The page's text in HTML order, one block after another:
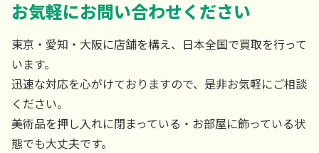
お気軽にお問い合わせください
東京・愛知・大阪に店舗を構え、日本全国で買取を行って
います。
迅速な対応を心がけておりますので、是非お気軽にご相談
ください。
美術品を押し入れに閉まっている・お部屋に飾っている状
態でも大丈夫です。